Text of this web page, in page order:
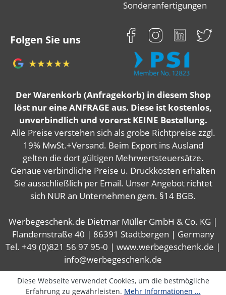
Sonderanfertigungen
Folgen Sie uns
Der Warenkorb (Anfragekorb) in diesem Shop
löst nur eine ANFRAGE aus. Diese ist kostenlos,
unverbindlich und vorerst KEINE Bestellung.
Alle Preise verstehen sich als grobe Richtpreise zzgl.
19% MwSt.+Versand. Beim Export ins Ausland
gelten die dort gültigen Mehrwertsteuersätze.
Genaue verbindliche Preise u. Druckkosten erhalten
Sie ausschließlich per Email. Unser Angebot richtet
sich NUR an Unternehmen gem. §14 BGB.
Werbegeschenk.de Dietmar Müller GmbH & Co. KG |
Flandernstraße 40 | 86391 Stadtbergen | Germany
Tel. +49 (0)821 56 97 95-0 | www.werbegeschenk.de |
info@werbegeschenk.de
Diese Webseite verwendet Cookies, um die bestmögliche
Erfahrung zu gewährleisten. Mehr Informationen ...